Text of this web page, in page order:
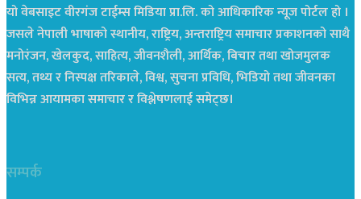
यो वेबसाइट वीरगंज टाईम्स मिडिया प्रा.लि. को आधिकारिक न्यूज पोर्टल हो ।
जसले नेपाली भाषाको स्थानीय, राष्ट्रिय, अन्तराष्ट्रिय समाचार प्रकाशनको साथै
मनोरंजन, खेलकुद, साहित्य, जीवनशैली, आर्थिक, बिचार तथा खोजमुलक
सत्य, तथ्य र निस्पक्ष तरिकाले, विश्व, सुचना प्रविधि, भिडियो तथा जीवनका
विभिन्न आयामका समाचार र विश्लेषणलाई समेट्छ।
सम्पर्क